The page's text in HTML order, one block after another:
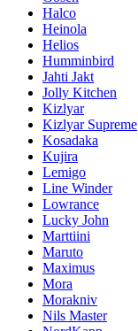
Halco
Heinola
Helios
Humminbird
Jahti Jakt
Jolly Kitchen
Kizlyar
Kizlyar Supreme
Kosadaka
Kujira
Lemigo
Line Winder
Lowrance
Lucky John
Marttiini
Maruto
Maximus
Mora
Morakniv
Nils Master